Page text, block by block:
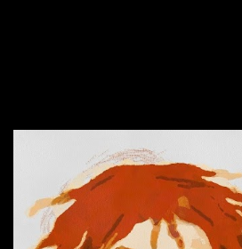
Certaines personnes vivent avec les
diagnostique et statistique des
(DSM-5) indique que les symptômes
comprennent des épisodes d'humeur.